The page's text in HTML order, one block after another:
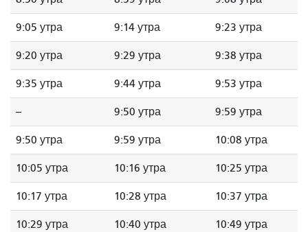
9:05 утра 9:14 утра 9:23 утра
9:20 утра 9:29 утра 9:38 утра
9:35 утра 9:44 утра 9:53 утра
-- 9:50 утра 9:59 утра
9:50 утра 9:59 утра 10:08 утра
10:05 утра 10:16 утра 10:25 утра
10:17 утра 10:28 утра 10:37 утра
10:29 утра 10:40 утра 10:49 утра